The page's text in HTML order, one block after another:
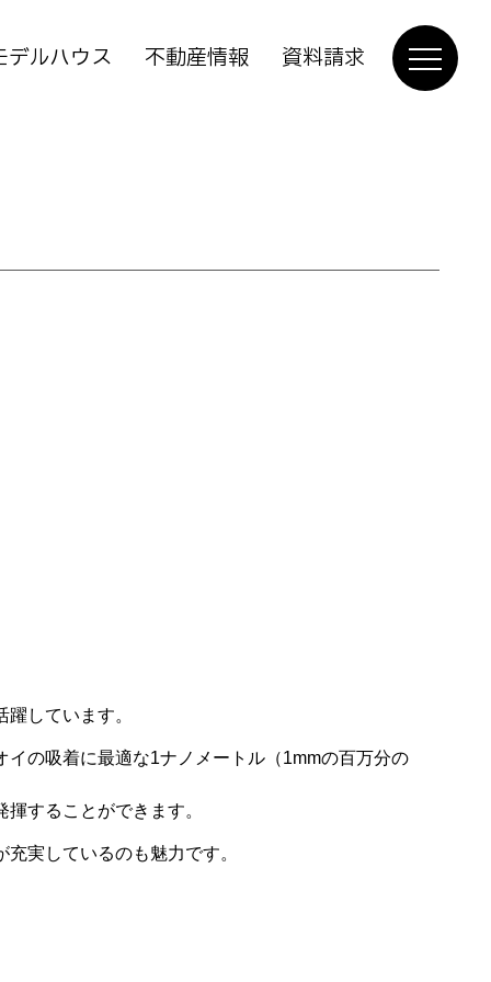
デルハウス 不動産情報 資料請求
しています。
の吸着に最適な1ナノメートル（1mmの百万分の
することができます。
実しているのも魅力です。